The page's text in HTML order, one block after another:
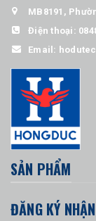
MB8191,
Điện thoại:
Email:
SẢN PHẨM
ĐĂNG KÝ